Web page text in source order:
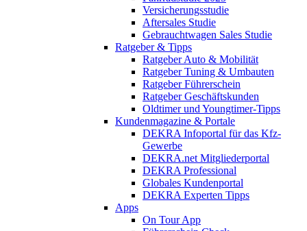
Versicherungsstudie
Aftersales Studie
Gebrauchtwagen Sales Studie
Ratgeber & Tipps
Ratgeber Auto & Mobilität
Ratgeber Tuning & Umbauten
Ratgeber Führerschein
Ratgeber Geschäftskunden
Oldtimer und Youngtimer-Tipps
Kundenmagazine & Portale
DEKRA Infoportal für das Kfz-
Gewerbe
DEKRA.net Mitgliederportal
DEKRA Professional
Globales Kundenportal
DEKRA Experten Tipps
Apps
On Tour App